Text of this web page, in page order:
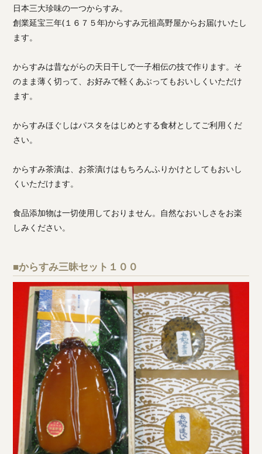
日本三大珍味の一つからすみ。
創業延宝三年(１６７５年)からすみ元祖高野屋からお届けいたし
ます。
からすみは昔ながらの天日干しで一子相伝の技で作ります。そ
のまま薄く切って、お好みで軽くあぶってもおいしくいただけ
ます。
からすみほぐしはパスタをはじめとする食材としてご利用くだ
さい。
からすみ茶漬は、お茶漬けはもちろんふりかけとしてもおいし
くいただけます。
食品添加物は一切使用しておりません。自然なおいしさをお楽
しみください。
■からすみ三昧セット１００